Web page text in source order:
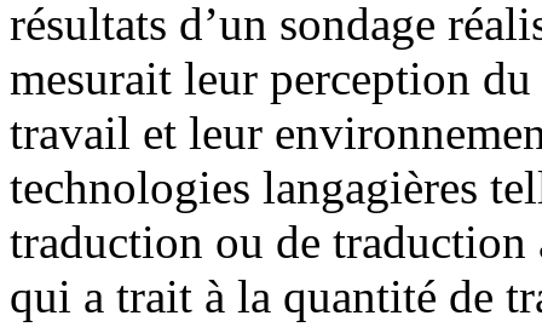
résultats d’un sondage
mesurait leur perception
travail et leur
technologies langagières
traduction ou de traduction
qui a trait à la quantité de